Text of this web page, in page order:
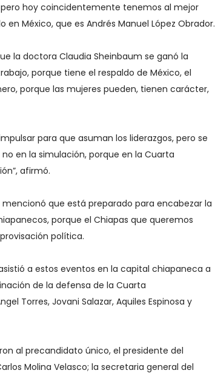
hoy coincidentemente tenemos al mejor
México, que es Andrés Manuel López Obrador.
la doctora Claudia Sheinbaum se ganó la
porque tiene el respaldo de México, el
porque las mujeres pueden, tienen carácter,
para que asuman los liderazgos, pero se
en la simulación, porque en la Cuarta
afirmó.
que está preparado para encabezar la
porque el Chiapas que queremos
política.
a estos eventos en la capital chiapaneca a
de la defensa de la Cuarta
Torres, Jovani Salazar, Aquiles Espinosa y
al precandidato único, el presidente del
Molina Velasco; la secretaria general del